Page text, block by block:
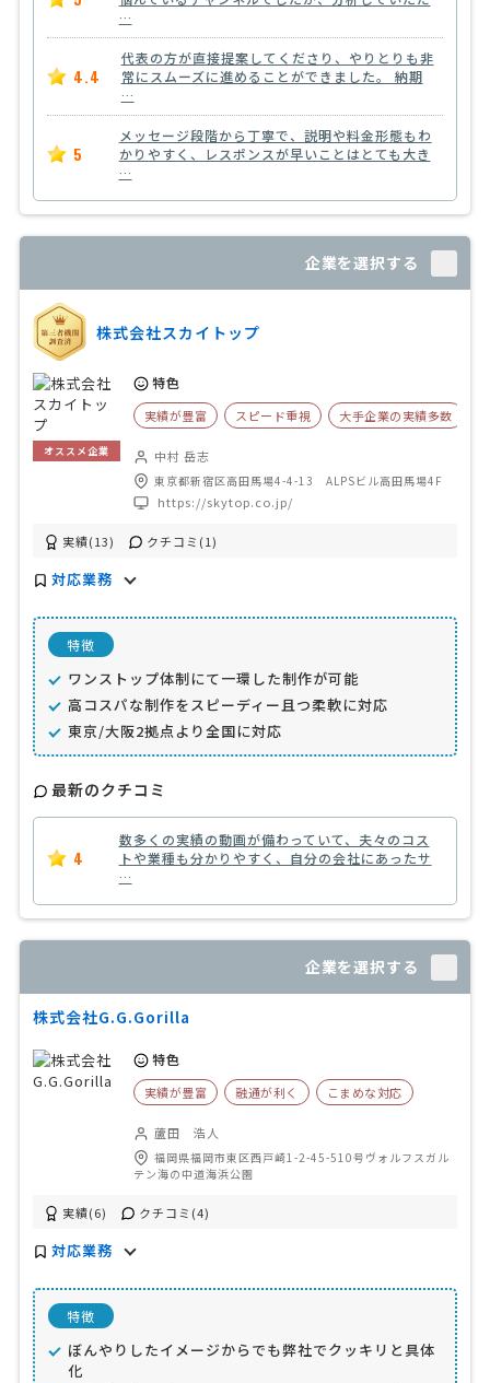
…
4.4
代表の方が直接提案してくださり、やりとりも非
常にスムーズに進めることができました。 納期
…
5
メッセージ段階から丁寧で、説明や料金形態もわ
かりやすく、レスポンスが早いことはとても大き
…
企業を選択する
株式会社スカイトップ
オススメ企業
特色
実績が豊富 スピード重視 大手企業の実績多数
中村 岳志
東京都新宿区高田馬場4-4-13 ALPSビル高田馬場4F
https://skytop.co.jp/
実績(13) クチコミ(1)
対応業務
特徴
ワンストップ体制にて一環した制作が可能
高コスパな制作をスピーディー且つ柔軟に対応
東京/大阪2拠点より全国に対応
最新のクチコミ
4
数多くの実績の動画が備わっていて、夫々のコス
トや業種も分かりやすく、自分の会社にあったサ
…
企業を選択する
株式会社G.G.Gorilla
特色
実績が豊富 融通が利く こまめな対応
蘆田 浩人
福岡県福岡市東区西戸崎1-2-45-510号ヴォルフスガル
テン海の中道海浜公園
実績(6) クチコミ(4)
対応業務
特徴
ぼんやりしたイメージからでも弊社でクッキリと具体
化